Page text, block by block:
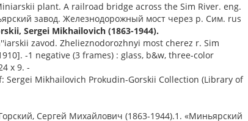
plant. A railroad bridge across the Sim River. eng.
завод. Железнодорожный мост через р. Сим. rus
Sergei Mikhailovich (1863-1944).
zavod. Zhelieznodorozhnyi most cherez r. Sim
-1 negative (3 frames) : glass, b&w, three-color
x 9. -
Sergei Mikhailovich Prokudin-Gorskii Collection (Library of
Сергей Михайлович (1863-1944).1. «Миньярский